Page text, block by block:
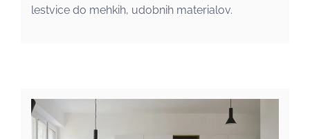
lestvice do mehkih, udobnih materialov.